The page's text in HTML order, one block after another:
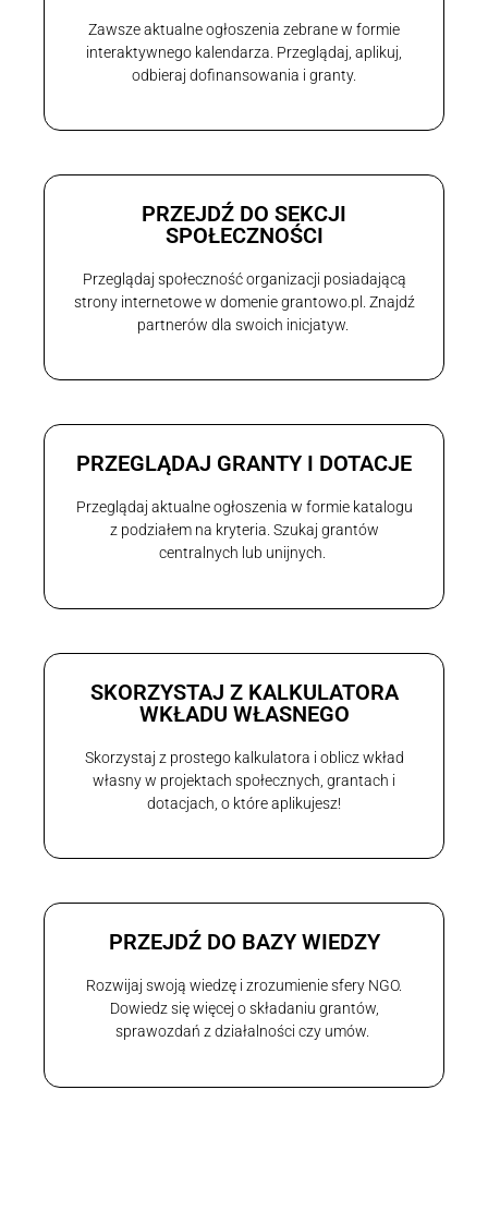
Zawsze aktualne ogłoszenia zebrane w formie
interaktywnego kalendarza. Przeglądaj, aplikuj,
odbieraj dofinansowania i granty.
PRZEJDŹ DO SEKCJI
SPOŁECZNOŚCI
Przeglądaj społeczność organizacji posiadającą
strony internetowe w domenie grantowo.pl. Znajdź
partnerów dla swoich inicjatyw.
PRZEGLĄDAJ GRANTY I DOTACJE
Przeglądaj aktualne ogłoszenia w formie katalogu
z podziałem na kryteria. Szukaj grantów
centralnych lub unijnych.
SKORZYSTAJ Z KALKULATORA
WKŁADU WŁASNEGO
Skorzystaj z prostego kalkulatora i oblicz wkład
własny w projektach społecznych, grantach i
dotacjach, o które aplikujesz!
PRZEJDŹ DO BAZY WIEDZY
Rozwijaj swoją wiedzę i zrozumienie sfery NGO.
Dowiedz się więcej o składaniu grantów,
sprawozdań z działalności czy umów.